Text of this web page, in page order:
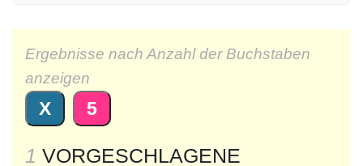
Ergebnisse nach Anzahl der Buchstaben
anzeigen
X 5
1 VORGESCHLAGENE